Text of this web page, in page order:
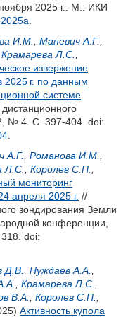
2025 г.. М.: ИКИ
И.М. Маневич А.Г.
Крамарева Л.С.
извержение
2025 г. по данным
системе
№ 4. С. 397-404. doi:
А.Г. Романова И.М.
Л.С. Королев С.П.
мониторинг
апреля 2025 г. //
зондирования Земли
конференции,
doi:
Д.В. Нуждаев А.А.
Крамарева Л.С.
В.А. Королев С.П.
Активность купола